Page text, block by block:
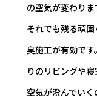
の空気が変わりま
それでも残る頑
臭施工が有効で
りのリビングや
空気が澄んでいく